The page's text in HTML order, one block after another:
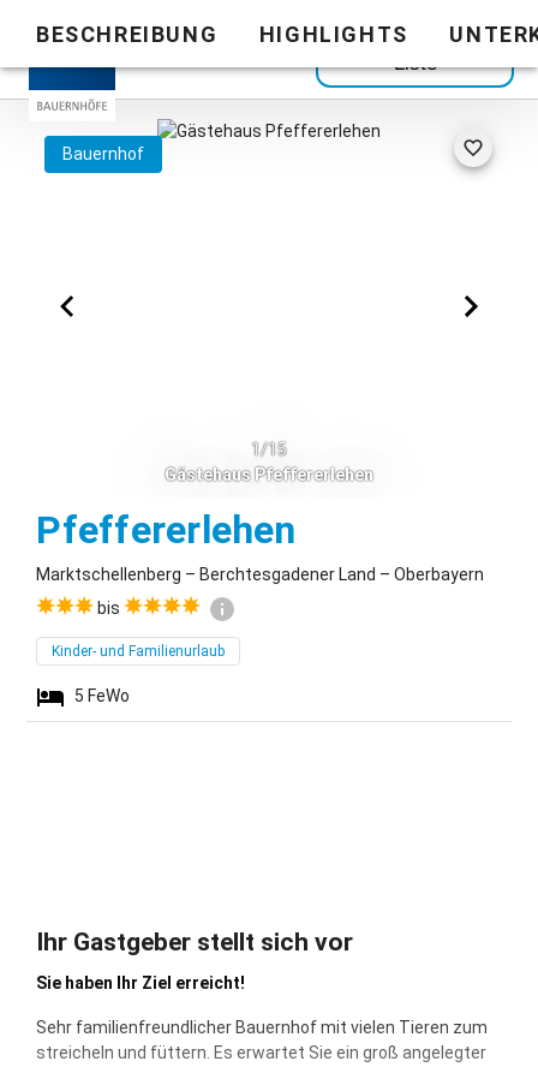
Zurück zur
Liste
BESCHREIBUNG HIGHLIGHTS
Bauernhof
1/15
Gästehaus Pfeffererlehen
Pfeffererlehen
Marktschellenberg – Berchtesgadener Land – Oberbayern
bis
Kinder- und Familienurlaub
5 FeWo
Ihr Gastgeber stellt sich vor
Sie haben Ihr Ziel erreicht!
Sehr familienfreundlicher Bauernhof mit vielen Tieren zum
streicheln und füttern. Es erwartet Sie ein groß angelegter